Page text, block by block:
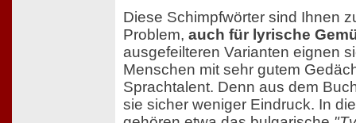
Diese Schimpfwörter sind Ihnen
Problem, auch für lyrische
ausgefeilteren Varianten eignen
Menschen mit sehr gutem
Sprachtalent. Denn aus dem
sie sicher weniger Eindruck. In